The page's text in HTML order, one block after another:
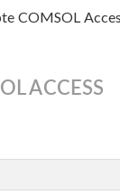
COMSOL
ACCESS